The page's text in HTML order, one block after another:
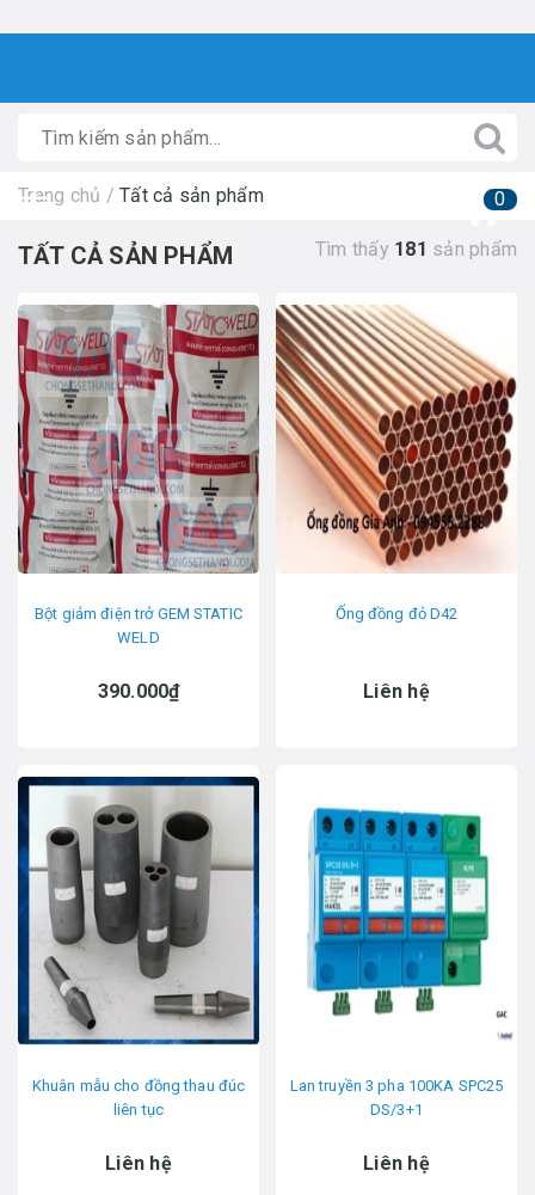
0
Trang chủ / Tất cả sản phẩm
TẤT CẢ SẢN PHẨM Tìm thấy 181 sản phẩm
Bột giảm điện trở GEM STATIC
WELD
390.000₫
Ống đồng đỏ D42
Liên hệ
Khuân mẫu cho đồng thau đúc
liên tục
Liên hệ
Lan truyền 3 pha 100KA SPC25
DS/3+1
Liên hệ